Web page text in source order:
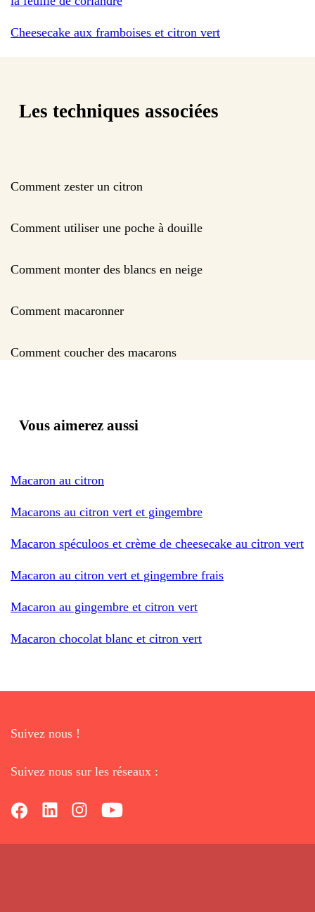
Cheesecake aux framboises et citron vert
Les techniques associées
Comment zester un citron
Comment utiliser une poche à douille
Comment monter des blancs en neige
Comment macaronner
Comment coucher des macarons
Vous aimerez aussi
Macaron au citron
Macarons au citron vert et gingembre
Macaron spéculoos et crème de cheesecake au citron vert
Macaron au citron vert et gingembre frais
Macaron au gingembre et citron vert
Macaron chocolat blanc et citron vert
Suivez nous !
Suivez nous sur les réseaux :